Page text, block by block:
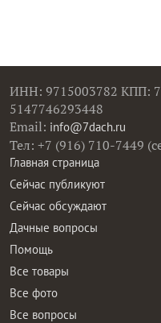
ИНН: 9715003782 КПП:
5147746293448
Email: info@7dach.ru
Тел: +7 (916) 710-7449
Главная страница
Сейчас публикуют
Сейчас обсуждают
Дачные вопросы
Помощь
Все товары
Все фото
Все вопросы